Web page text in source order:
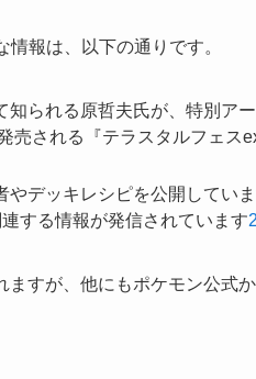
情報は、以下の通りです。
られる原哲夫氏が、特別ア
売される『テラスタルフェス
やデッキレシピを公開してい
する情報が発信されています2
すが、他にもポケモン公式